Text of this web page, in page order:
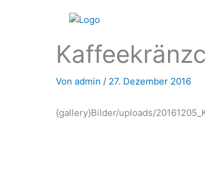
Von admin / 27. Dezember 2016
{gallery}Bilder/uploads/